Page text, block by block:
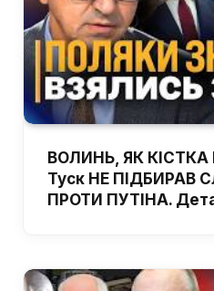
ВОЛИНЬ, ЯК КІСТКА
Туск НЕ ПІДБИРАВ
ПРОТИ ПУТІНА.